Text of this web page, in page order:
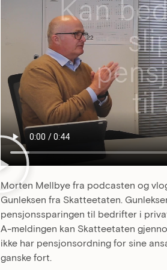
Morten Mellbye fra podcasten og
Gunleksen fra Skatteetaten.
pensjonssparingen til bedrifter i
A-meldingen kan Skatteetaten
ikke har pensjonsordning for sine
ganske fort.